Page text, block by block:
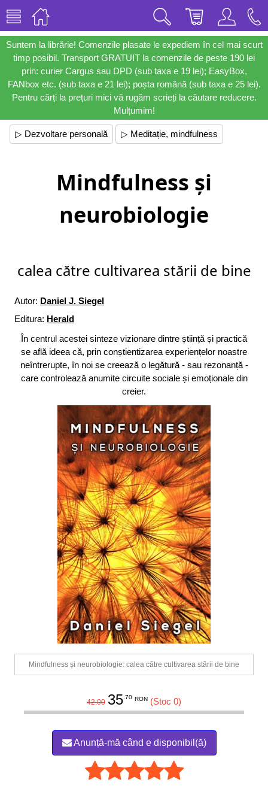
Suntem la librărie! Comenzile plasate le expediem în cel mai scurt
timp posibil. Transport GRATUIT la comenzile de peste 190 lei
prin: curier Cargus sau DPD (sub taxa e 19 lei); EasyBox,
FANbox etc. (sub taxa e 21 lei); poșta română (sub taxa e 25 lei).
Pentru cărți la prețuri mici vă rugăm scrieți la căutare reducere.
Mulțumim!
▷ Dezvoltare personală ▷ Meditație, mindfulness
Mindfulness și
neurobiologie
calea către cultivarea stării de bine
Autor: Daniel J. Siegel
Editura: Herald
În centrul acestei sinteze vizionare dintre știință și practică
se află ideea că, prin conștientizarea experiențelor noastre
neîntrerupte, în noi se creează o legătură - sau rezonanță -
care controlează anumite circuite sociale și emoționale din
creier.
Mindfulness și neurobiologie: calea către cultivarea stării de bine
42.00 35.70 RON (Stoc 0)
Anunță-mă când e disponibil(ă)